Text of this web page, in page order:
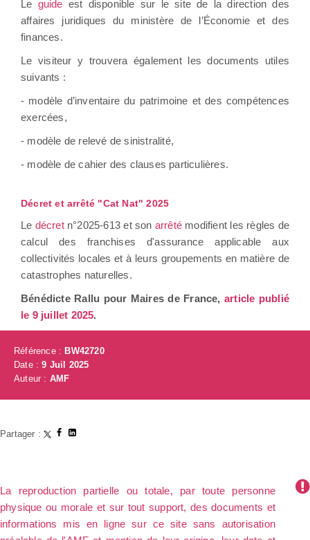
Le guide est disponible sur le site de la direction des
affaires juridiques du ministère de l’Économie et des
finances.
Le visiteur y trouvera également les documents utiles
suivants :
- modèle d’inventaire du patrimoine et des compétences
exercées,
- modèle de relevé de sinistralité,
- modèle de cahier des clauses particulières.
Décret et arrêté "Cat Nat" 2025
Le décret n°2025-613 et son arrêté modifient les règles de
calcul des franchises d'assurance applicable aux
collectivités locales et à leurs groupements en matière de
catastrophes naturelles.
Bénédicte Rallu pour Maires de France, article publié
le 9 juillet 2025.
Référence : BW42720
Date :9 Juil 2025
Auteur : AMF
Partager :
La reproduction partielle ou totale, par toute personne
physique ou morale et sur tout support, des documents et
informations mis en ligne sur ce site sans autorisation